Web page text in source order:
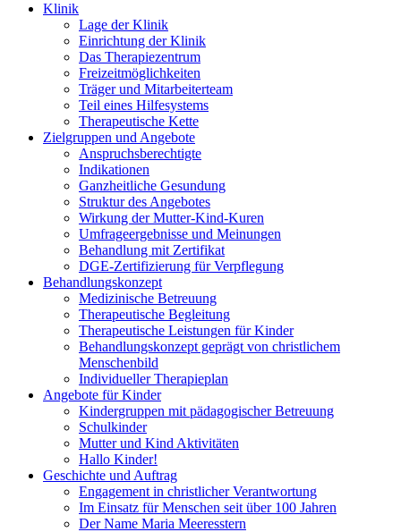
Klinik
Lage der Klinik
Einrichtung der Klinik
Das Therapiezentrum
Freizeitmöglichkeiten
Träger und Mitarbeiterteam
Teil eines Hilfesystems
Therapeutische Kette
Zielgruppen und Angebote
Anspruchsberechtigte
Indikationen
Ganzheitliche Gesundung
Struktur des Angebotes
Wirkung der Mutter-Kind-Kuren
Umfrageergebnisse und Meinungen
Behandlung mit Zertifikat
DGE-Zertifizierung für Verpflegung
Behandlungskonzept
Medizinische Betreuung
Therapeutische Begleitung
Therapeutische Leistungen für Kinder
Behandlungskonzept geprägt von christlichem
Menschenbild
Individueller Therapieplan
Angebote für Kinder
Kindergruppen mit pädagogischer Betreuung
Schulkinder
Mutter und Kind Aktivitäten
Hallo Kinder!
Geschichte und Auftrag
Engagement in christlicher Verantwortung
Im Einsatz für Menschen seit über 100 Jahren
Der Name Maria Meeresstern